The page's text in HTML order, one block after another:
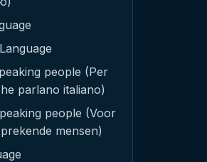
people (Per
parlano italiano)
people (Voor
mensen)